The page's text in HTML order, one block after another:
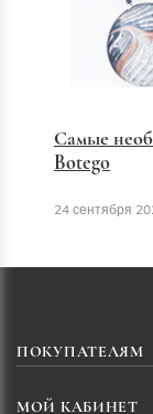
Самые
Botego
24 сентября
ПОКУПАТЕЛЯМ
МОЙ КАБИНЕТ